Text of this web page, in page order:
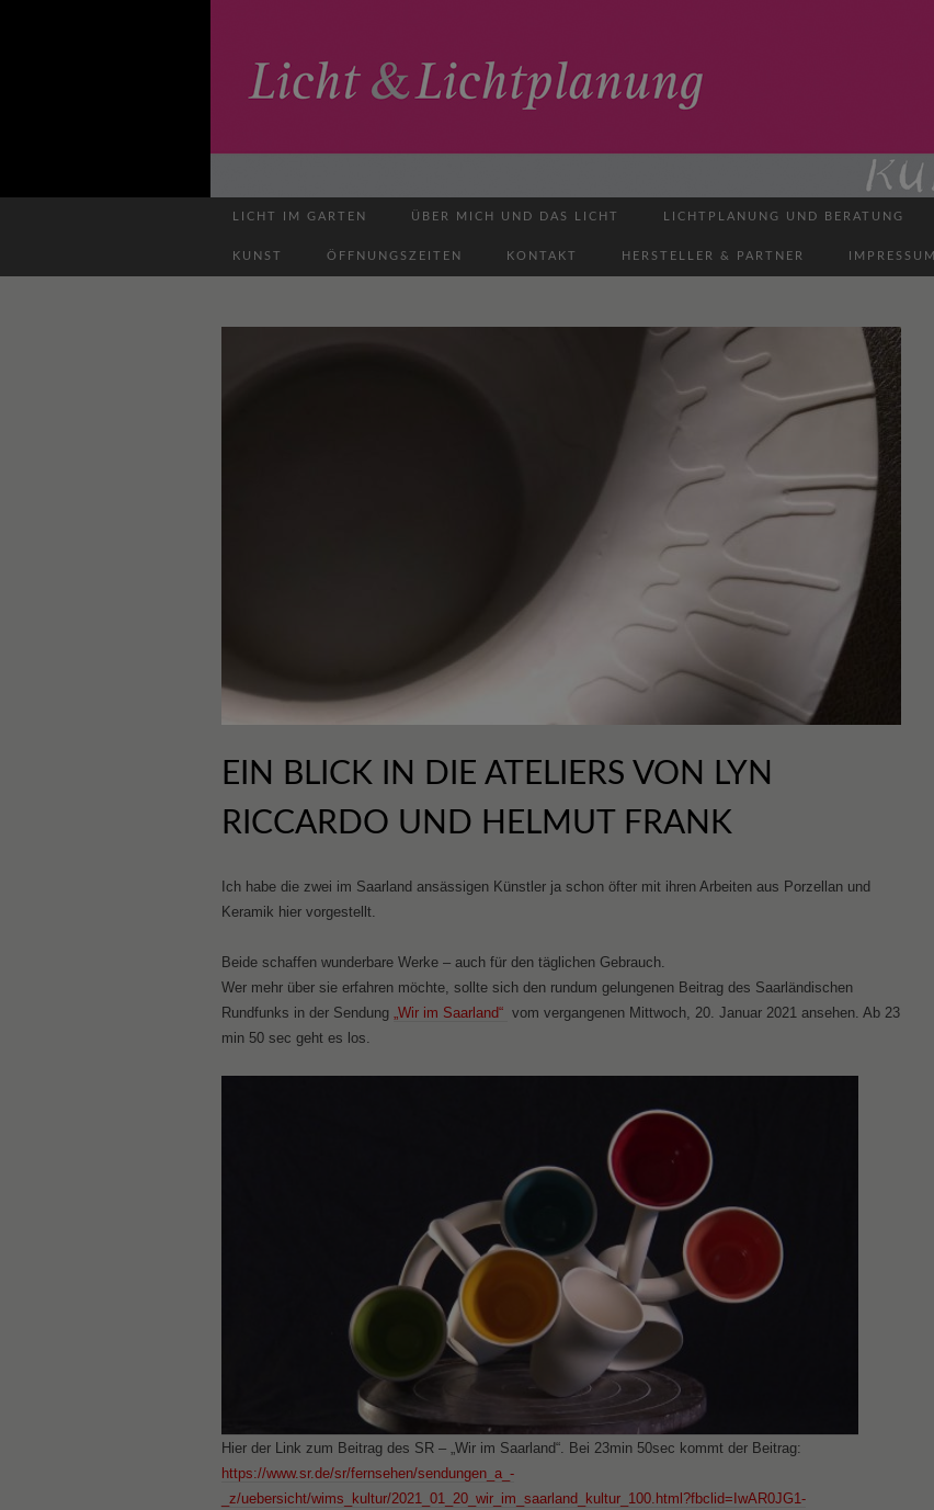
LICHT IM GARTEN ÜBER MICH UND DAS LICHT LICHTPLANUNG UND BERATUNG
KUNST ÖFFNUNGSZEITEN KONTAKT HERSTELLER & PARTNER IMPRESSUM
EIN BLICK IN DIE ATELIERS VON LYN
RICCARDO UND HELMUT FRANK
Ich habe die zwei im Saarland ansässigen Künstler ja schon öfter mit ihren Arbeiten aus Porzellan und
Keramik hier vorgestellt.
Beide schaffen wunderbare Werke – auch für den täglichen Gebrauch.
Wer mehr über sie erfahren möchte, sollte sich den rundum gelungenen Beitrag des Saarländischen
Rundfunks in der Sendung „Wir im Saarland“ vom vergangenen Mittwoch, 20. Januar 2021 ansehen. Ab 23
min 50 sec geht es los.
Hier der Link zum Beitrag des SR – „Wir im Saarland“. Bei 23min 50sec kommt der Beitrag:
https://www.sr.de/sr/fernsehen/sendungen_a_-
_z/uebersicht/wims_kultur/2021_01_20_wir_im_saarland_kultur_100.html?fbclid=IwAR0JG1-